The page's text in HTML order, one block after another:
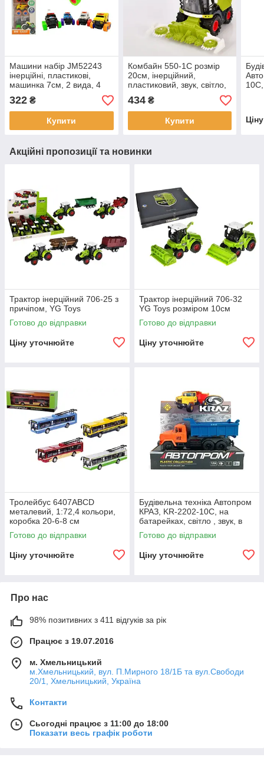
Машини набір JM52243
інерційні, пластикові,
машинка 7см, 2 вида, 4
машини в наборі, коробка
9,8-5,5-32,5см.
322 ₴
Купити
Комбайн 550-1C розмір
20см, інерційний,
пластиковий, звук, світло,
рухомі деталі, на
батарейках (таблетках), в
коробці, 23-13-14
434₴
Купити
Акційні пропозиції та новинки
Трактор інерційний 706-25 з
причіпом, YG Toys
Готово до відправки
Ціну уточнюйте
Трактор інерційний 706-32
YG Toys розміром 10см
Готово до відправки
Ціну уточнюйте
Тролейбус 6407ABCD
металевий, 1:72,4 кольори,
коробка 20-6-8 см
"Автопром"
Готово до відправки
Ціну уточнюйте
Будівельна техніка Автопром
КРАЗ, KR-2202-10C, на
батарейках, світло , звук, в
коробці розмір 32,5-19-12см
Готово до відправки
Ціну уточнюйте
Про нас
98% позитивних з 411 відгуків за рік
Працює з 19.07.2016
м. Хмельницький
м.Хмельницький, вул. П.Мирного 18/1Б та вул.Свободи
20/1, Хмельницький, Україна
Контакти
Сьогодні працює з 11:00 до 18:00
Показати весь графік роботи